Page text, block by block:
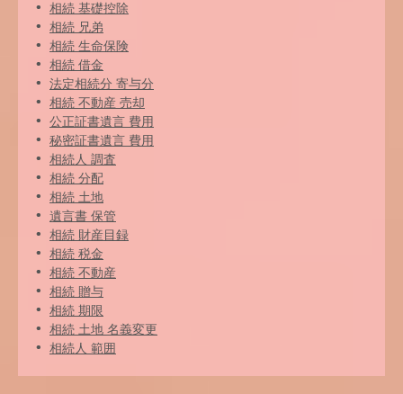
相続 基礎控除
相続 兄弟
相続 生命保険
相続 借金
法定相続分 寄与分
相続 不動産 売却
公正証書遺言 費用
秘密証書遺言 費用
相続人 調査
相続 分配
相続 土地
遺言書 保管
相続 財産目録
相続 税金
相続 不動産
相続 贈与
相続 期限
相続 土地 名義変更
相続人 範囲